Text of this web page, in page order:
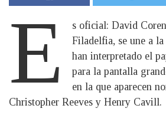
E
s oficial: David
Filadelfia, se une a
han interpretado el
para la pantalla
en la que aparecen
Christopher Reeves y Henry Cavill.